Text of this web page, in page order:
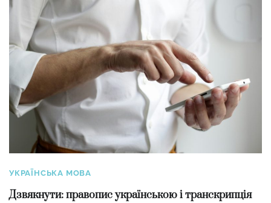
УКРАЇНСЬКА МОВА
Дзвякнути: правопис українською і транскрипція